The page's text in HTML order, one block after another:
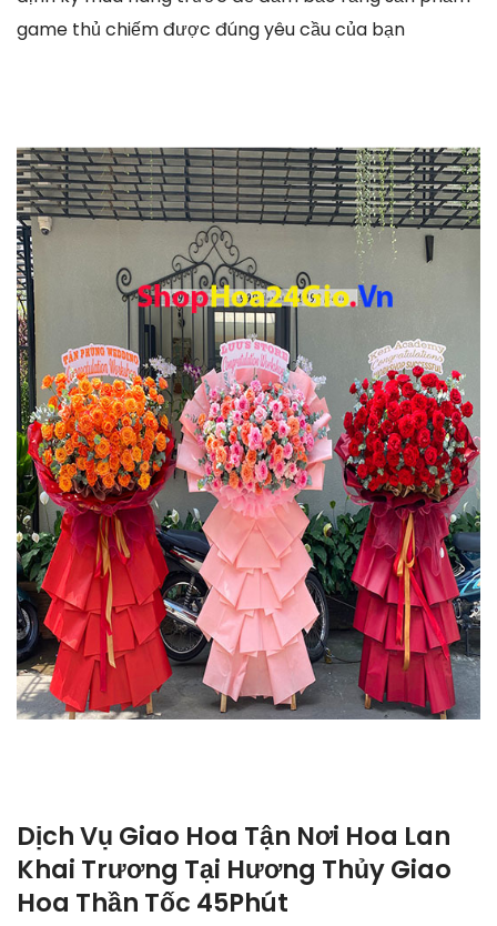
game thủ chiếm được đúng yêu cầu của bạn
Dịch Vụ Giao Hoa Tận Nơi Hoa Lan
Khai Trương Tại Hương Thủy Giao
Hoa Thần Tốc 45Phút